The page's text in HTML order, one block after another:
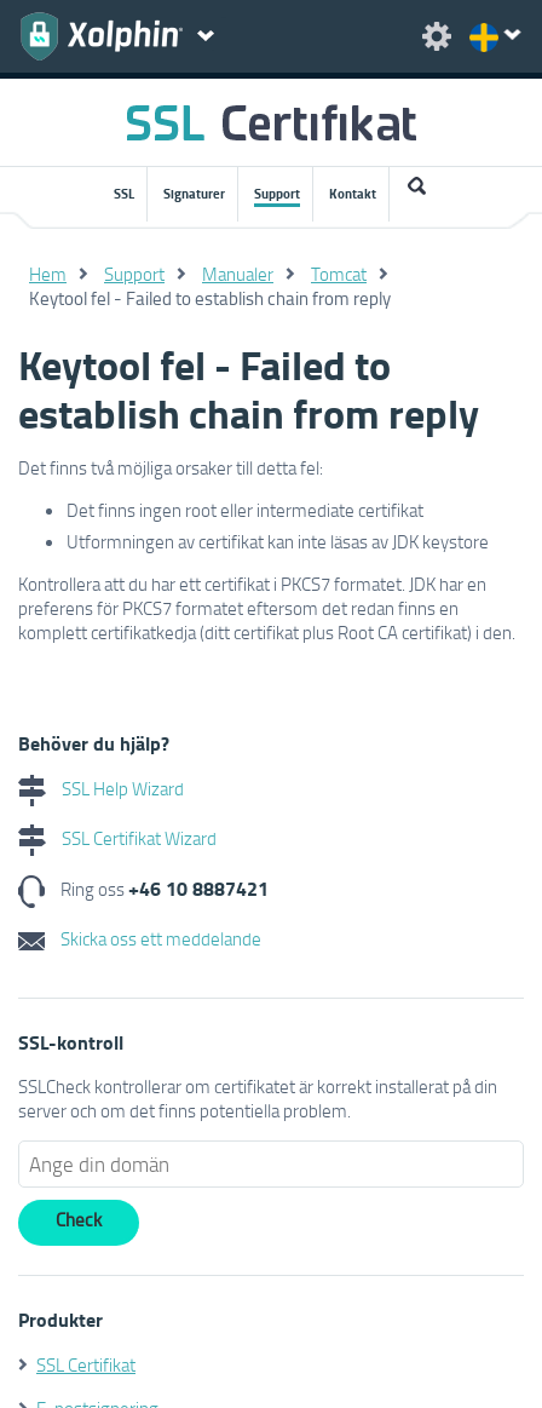
SSL Signaturer Support Kontakt
Hem Support Manualer Tomcat
Keytool fel - Failed to establish chain from reply
Keytool fel - Failed to
establish chain from reply
Det finnstvå möjliga orsaker till detta fel:
Det finns ingen root eller intermediate certifikat
Utformningen avcertifikat kan inte läsas av JDK keystore
Kontrollera att du harett certifikat i PKCS7formatet. JDK har en
preferensför PKCS7formateteftersom det redan finns en
komplettcertifikatkedja(ditt certifikat plus Root CAcertifikat) i den.
Behöver du hjälp?
SSL Help Wizard
SSL Certifikat Wizard
Ring oss+46 10 8887421
Skicka oss ett meddelande
SSL-kontroll
SSLCheck kontrollerar om certifikatet är korrekt installerat på din
server och om det finns potentiella problem.
Produkter
SSL Certifikat